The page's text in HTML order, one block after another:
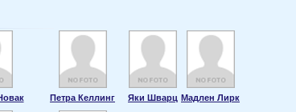
Петра Келлинг Яки Шварц Мадлен Лирк